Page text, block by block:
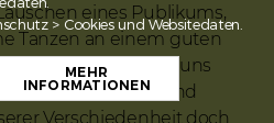
eines Publikums,
Tanzen an einem guten
uns Menschen, lässt uns
und Alltag treten und
Verschiedenheit doch
> Cookies und Websitedaten.
MEHR
INFORMATIONEN